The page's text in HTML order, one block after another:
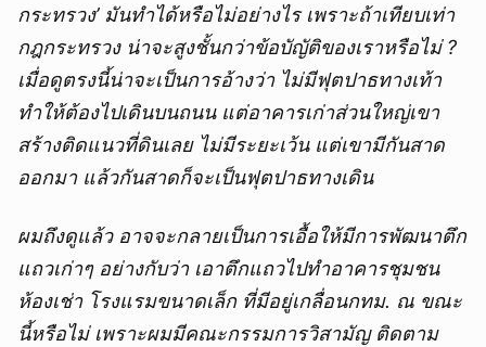
กระทรวง’ มันทำได้หรือไม่อย่างไรเพราะถ้าเทียบเท่า
กฎกระทรวง น่าจะสูงชั้นกว่าข้อบัญัติของเราหรือไม่ ?
เมื่อดูตรงนี้น่าจะเป็นการอ้างว่า ไม่มีฟุตปาธทางเท้า
ทำให้ต้องไปเดินบนถนน แต่อาคารเก่าส่วนใหญ่เขา
สร้างติดแนวที่ดินเลย ไม่มีระยะเว้น แต่เขามีกันสาด
ออกมา แล้วกันสาดก็จะเป็นฟุตปาธทางเดิน
ผมถึงดูแล้ว อาจจะกลายเป็นการเอื้อให้มีการพัฒนาตึก
แถวเก่าๆ อย่างกับว่า เอาตึกแถวไปทำอาคารชุมชน
ห้องเช่า โรงแรมขนาดเล็ก ที่มีอยู่เกลื่อนกทม. ณ ขณะ
นี้หรือไม่ เพราะผมมีคณะกรรมการวิสามัญ ติดตาม